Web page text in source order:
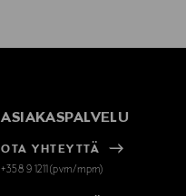
ASIAKASPALVELU
OTA YHTEYTTÄ
+358 9 1211(pvm/mpm)